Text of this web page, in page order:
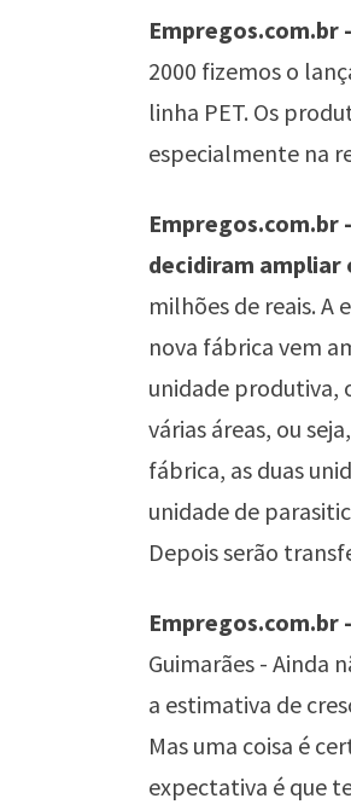
Empregos.com.br
2000 fizemos o
linha PET. Os
especialmente na
Empregos.com.br
decidiram ampliar
milhões de reais. A
nova fábrica vem
unidade produtiva,
várias áreas, ou
fábrica, as duas
unidade de
Depois serão
Empregos.com.br
Guimarães - Ainda
a estimativa de
Mas uma coisa é
expectativa é que